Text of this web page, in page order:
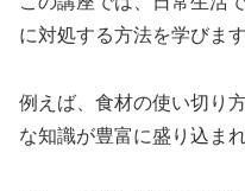
に対処する方法を学びます
例えば、食材の使い切り
な知識が豊富に盛り込ま